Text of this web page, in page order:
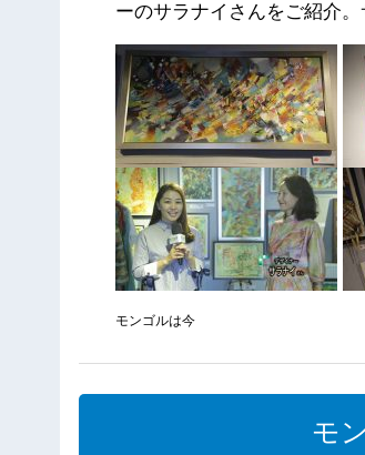
ーのサラナイさんをご紹介
モンゴルは今
モ